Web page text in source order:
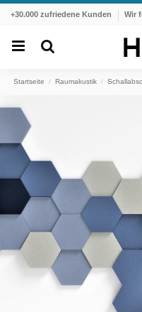
+30.000 zufriedene Kunden Wir
Startseite Raumakustik